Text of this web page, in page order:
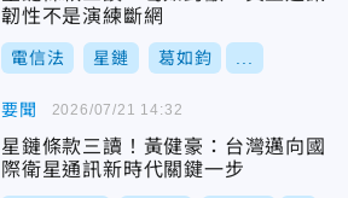
韌性不是演練斷網
電信法 星鏈 葛如鈞
要聞
星鏈條款三讀！黃健豪：台灣邁向國
際衛星通訊新時代關鍵一步
2026/07/21 14:32